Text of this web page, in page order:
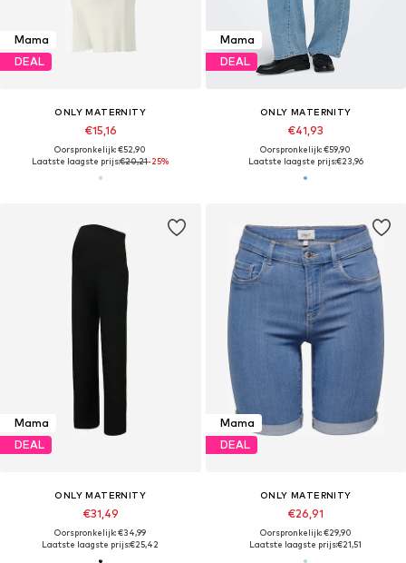
Mama
DEAL
ONLY MATERNITY
€15,16
Oorspronkelijk: €52,90
Laatste laagste prijs:€20,21-25%
Mama
DEAL
ONLY MATERNITY
€41,93
Oorspronkelijk: €59,90
Laatste laagste prijs:€23,96
Mama
DEAL
ONLY MATERNITY
€31,49
Oorspronkelijk: €34,99
Laatste laagste prijs:€25,42
Mama
DEAL
ONLY MATERNITY
€26,91
Oorspronkelijk: €29,90
Laatste laagste prijs:€21,51